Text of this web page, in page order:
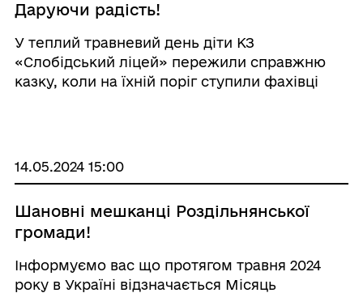
Даруючи радість!
У теплий травневий день діти КЗ
«Слобідський ліцей» пережили справжню
казку, коли на їхній поріг ступили фахівці
розваги, а й незаб ...
14.05.2024 15:00
Шановні мешканці Роздільнянської
громади!
Інформуємо вас що протягом травня 2024
року в Україні відзначається Місяць